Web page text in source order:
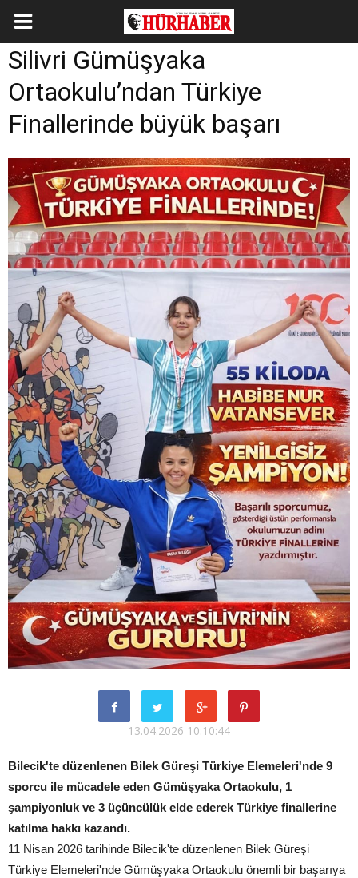
Silivri Gümüşyaka
Ortaokulu’ndan Türkiye
Finallerinde büyük başarı
13.04.2026 10:10:44
Bilecik'te düzenlenen Bilek Güreşi Türkiye Elemeleri'nde 9
sporcu ile mücadele eden Gümüşyaka Ortaokulu, 1
şampiyonluk ve 3 üçüncülük elde ederek Türkiye finallerine
katılma hakkı kazandı.
11 Nisan 2026 tarihinde Bilecik'te düzenlenen Bilek Güreşi
Türkiye Elemeleri'nde Gümüşyaka Ortaokulu önemli bir başarıya